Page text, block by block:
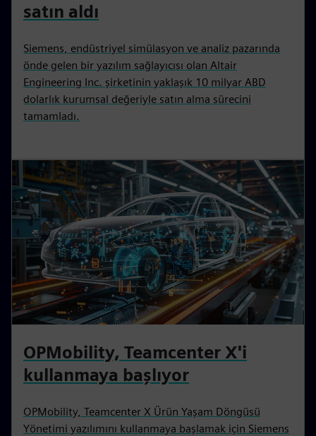
satın aldı
Siemens, endüstriyel simülasyon ve analiz pazarında
önde gelen bir yazılım sağlayıcısı olan Altair
Engineering Inc. şirketinin yaklaşık 10 milyar ABD
dolarlık kurumsal değeriyle satın alma sürecini
tamamladı.
OPMobility, Teamcenter X'i
kullanmaya başlıyor
OPMobility, Teamcenter X Ürün Yaşam Döngüsü
Yönetimi yazılımını kullanmaya başlamak için Siemens